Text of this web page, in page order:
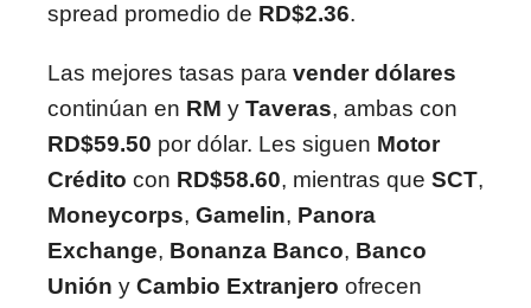
spread promedio de RD$2.36.
Las mejores tasas para vender dólares
continúan en RM y Taveras, ambas con
RD$59.50 por dólar. Les siguen Motor
Crédito con RD$58.60, mientras que SCT,
Moneycorps, Gamelin, Panora
Exchange, Bonanza Banco, Banco
Unión y Cambio Extranjero ofrecen